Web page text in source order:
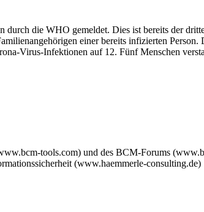
die WHO gemeldet. Dies ist bereits der
einer bereits infizierten
Virus-Infektionen auf 12. Fünf Menschen
tools.com) und des BCM-Forums
(www.haemmerle-consulting.de)